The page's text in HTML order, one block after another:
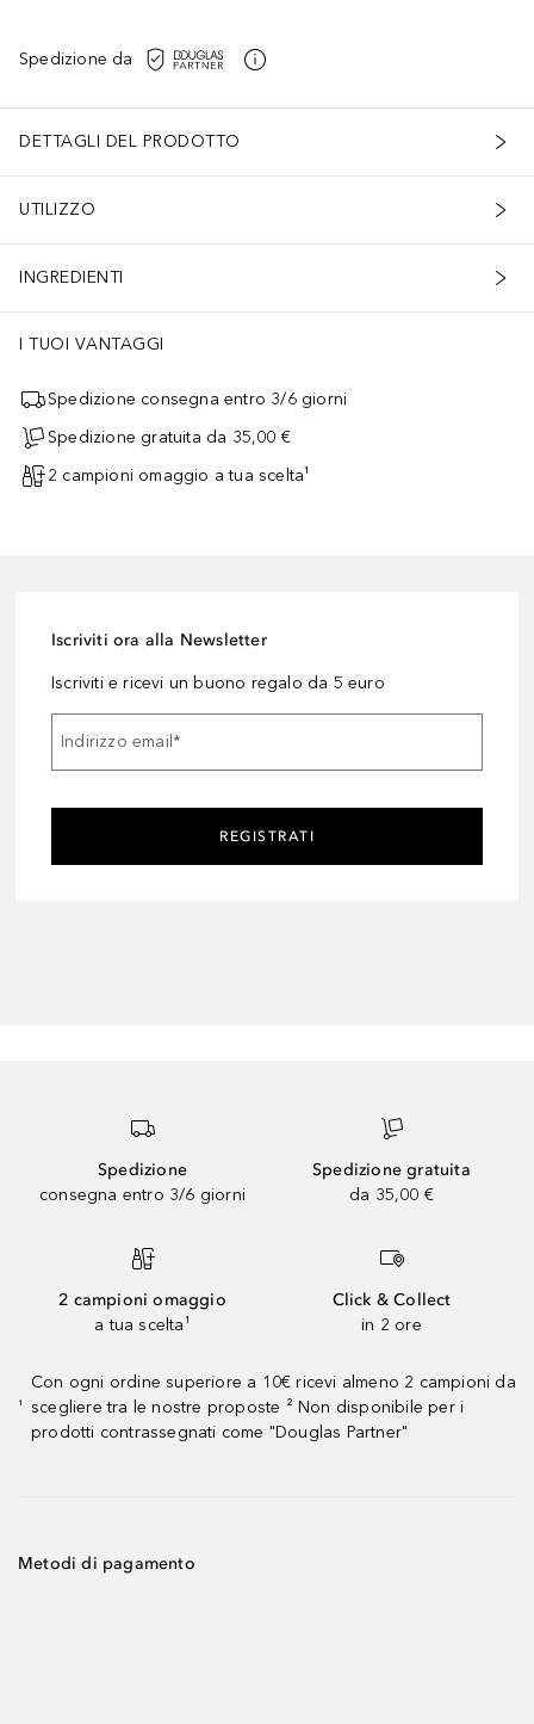
Spedizione da
DETTAGLI DEL PRODOTTO
UTILIZZO
INGREDIENTI
I TUOI VANTAGGI
Spedizione consegna entro 3/6 giorni
Spedizione gratuita da 35,00 €
2 campioni omaggio a tua scelta¹
Iscriviti ora alla Newsletter
Iscriviti e ricevi un buono regalo da 5 euro
Indirizzo email*
REGISTRATI
Spedizione
consegna entro 3/6 giorni
Spedizione gratuita
da 35,00 €
2 campioni omaggio
a tua scelta¹
Click & Collect
in 2 ore
¹
Con ogni ordine superiore a 10€ ricevi almeno 2 campioni da
scegliere tra le nostre proposte ² Non disponibile per i
prodotti contrassegnati come "Douglas Partner"
Metodi di pagamento